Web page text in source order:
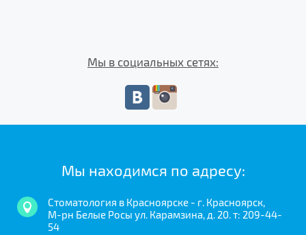
Мы в социальных сетях:
Мы находимся по адресу:
Стоматология в Красноярске - г. Красноярск,
М-рн Белые Росы ул. Карамзина, д. 20. т: 209-44-
54